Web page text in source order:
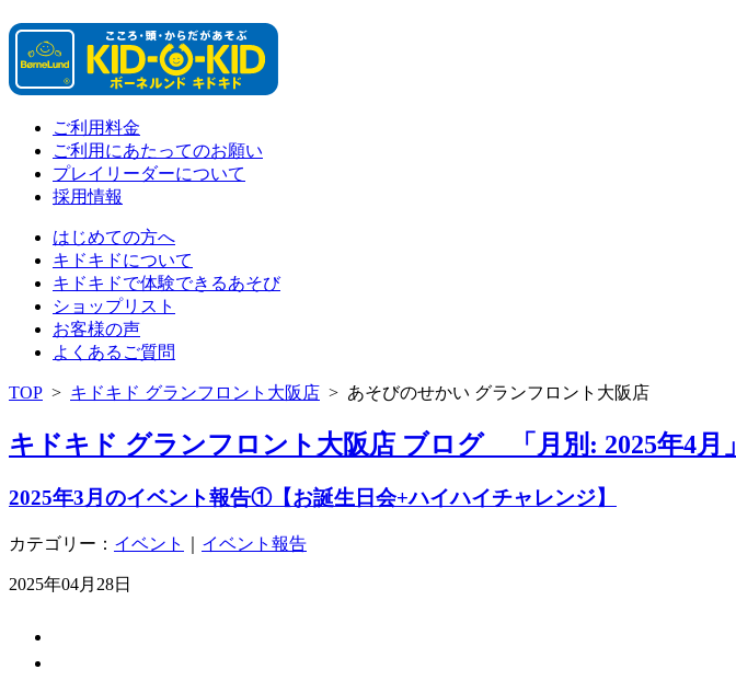
ご利用料金
ご利用にあたってのお願い
プレイリーダーについて
採用情報
はじめての方へ
キドキドについて
キドキドで体験できるあそび
ショップリスト
お客様の声
よくあるご質問
TOP > キドキド グランフロント大阪店 > あそびのせかい グランフロント大阪店
キドキド グランフロント大阪店 ブログ 「月別: 2025年4月」
2025年3月のイベント報告①【お誕生日会+ハイハイチャレンジ】
カテゴリー： イベント イベント報告
2025年04月28日